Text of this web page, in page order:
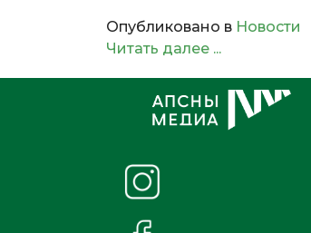
Опубликовано в Новости
Читать далее ...